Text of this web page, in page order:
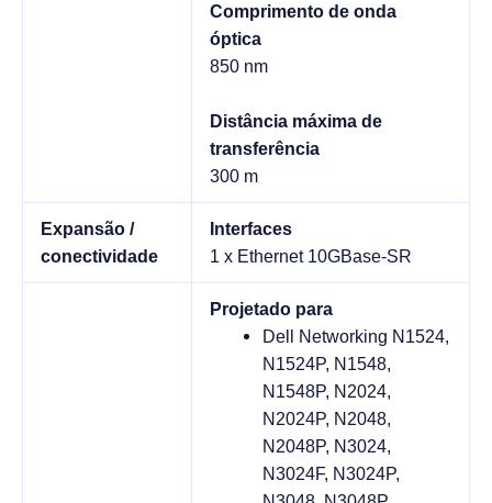
Comprimento de onda
óptica
850 nm
Distância máxima de
transferência
300 m
Expansão /
conectividade
Interfaces
1 x Ethernet 10GBase-SR
Projetado para
Dell Networking N1524,
N1524P, N1548,
N1548P, N2024,
N2024P, N2048,
N2048P, N3024,
N3024F, N3024P,